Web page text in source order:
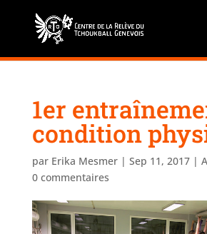
1er
condition
par Erika Mesmer| Sep 11, 2017|
0 commentaires